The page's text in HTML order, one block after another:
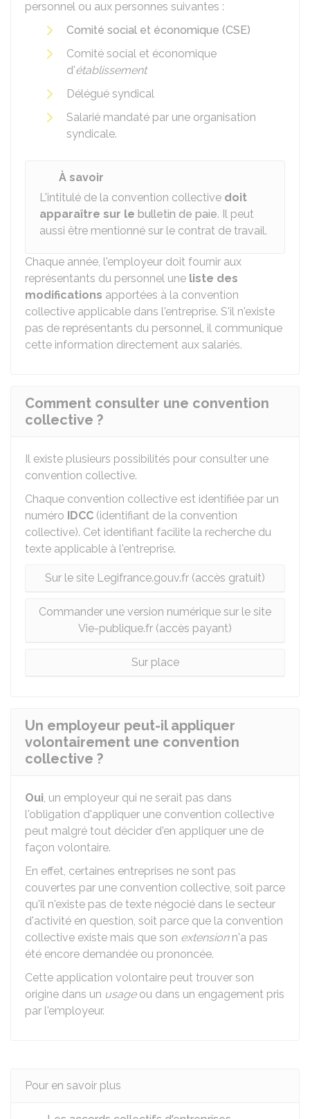
personnel ou aux personnes suivantes :
Comité social et économique (CSE)
Comité social et économique
d'établissement
Délégué syndical
Salarié mandaté par une organisation
syndicale.
À savoir
L'intitulé de la convention collective doit
apparaître sur le bulletin de paie. Il peut
aussi être mentionné sur le contrat de travail.
Chaque année, l'employeur doit fournir aux
représentants du personnel une liste des
modifications apportées à la convention
collective applicable dans l'entreprise. S'il n'existe
pas de représentants du personnel, il communique
cette information directement aux salariés.
Comment consulter une convention
collective ?
Il existe plusieurs possibilités pour consulter une
convention collective.
Chaque convention collective est identifiée par un
numéro IDCC (identifiant de la convention
collective). Cet identifiant facilite la recherche du
texte applicable à l'entreprise.
Sur le site Legifrance.gouv.fr (accès gratuit)
Commander une version numérique sur le site
Vie-publique.fr (accès payant)
Sur place
Un employeur peut-il appliquer
volontairement une convention
collective ?
Oui, un employeur qui ne serait pas dans
l'obligation d'appliquer une convention collective
peut malgré tout décider d'en appliquer une de
façon volontaire.
En effet, certaines entreprises ne sont pas
couvertes par une convention collective, soit parce
qu'il n'existe pas de texte négocié dans le secteur
d'activité en question, soit parce que la convention
collective existe mais que son extensionn'a pas
été encore demandée ou prononcée.
Cette application volontaire peut trouver son
origine dans un usageou dans un engagement pris
par l'employeur.
Pour en savoir plus